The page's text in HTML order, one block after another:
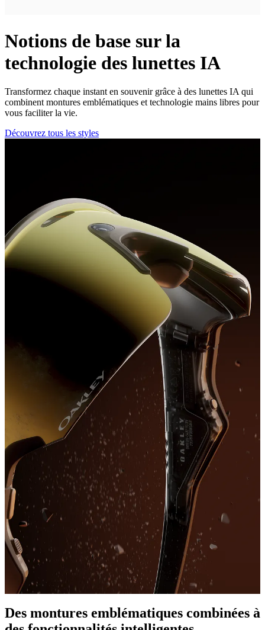
Notions de base sur la
technologie des lunettes IA
Transformez chaque instant en souvenir grâce à des lunettes IA qui
combinent montures emblématiques et technologie mains libres pour
vous faciliter la vie.
Découvrez tous les styles
Des montures emblématiques combinées à